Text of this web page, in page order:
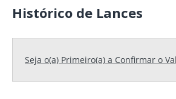
Histórico de Lances
Seja o(a) Primeiro(a) a Confirmar o